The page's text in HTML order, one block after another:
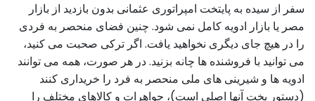
سفر از سیده به پایتخت امپراتوری عثمانی بدون بازدید از بازار
مصر یا بازار ادویه کامل نمی شود. چنین فضای منحصر به فردی
را در هیچ جای دیگری نخواهید یافت. اگر ترکی صحبت می کنید،
می توانید با فروشنده ها چانه بزنید. در هر صورت، همه می توانند
ادویه ها و شیرینی های ملی منحصر به فرد را خریداری کنند
(دستور پخت آنها اصلی است)، جواهرات و کالاهای مختلف را